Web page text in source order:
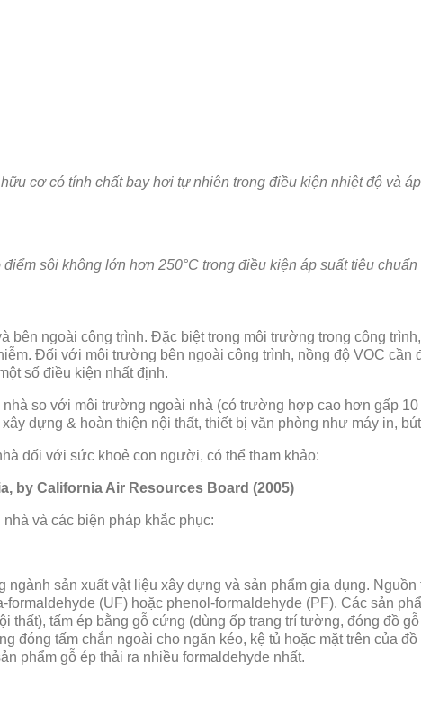
cơ có tính chất bay hơi tự nhiên trong điều kiện nhiệt độ và
sôi không lớn hơn 250°C trong điều kiện áp suất tiêu chuẩn
bên ngoài công trình. Đặc biệt trong môi trường trong công
Đối với môi trường bên ngoài công trình, nồng độ VOC cần
số điều kiện nhất định.
so với môi trường ngoài nhà (có trường hợp cao hơn gấp
dựng & hoàn thiện nội thất, thiết bị văn phòng như máy in,
đối với sức khoẻ con người, có thể tham khảo:
by California Air Resources Board (2005)
và các biện pháp khắc phục:
ngành sản xuất vật liệu xây dựng và sản phẩm gia dụng.
(UF) hoặc phenol-formaldehyde (PF). Các sản
thất), tấm ép bằng gỗ cứng (dùng ốp trang trí tường, đóng đồ
đóng tấm chắn ngoài cho ngăn kéo, kệ tủ hoặc mặt trên của
phẩm gỗ ép thải ra nhiều formaldehyde nhất.